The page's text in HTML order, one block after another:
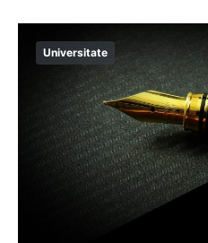
Universitate